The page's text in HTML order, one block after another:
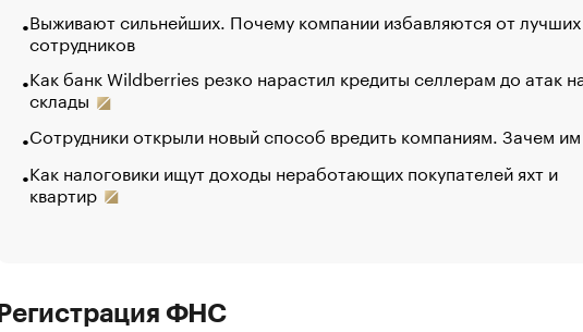
Выживают сильнейших. Почему компании избавляются от лучших
сотрудников
Как банк Wildberries резко нарастил кредиты селлерам до атак
склады
Сотрудники открыли новый способ вредить компаниям. Зачем
Как налоговики ищут доходы неработающих покупателей яхт и
квартир
Регистрация ФНС